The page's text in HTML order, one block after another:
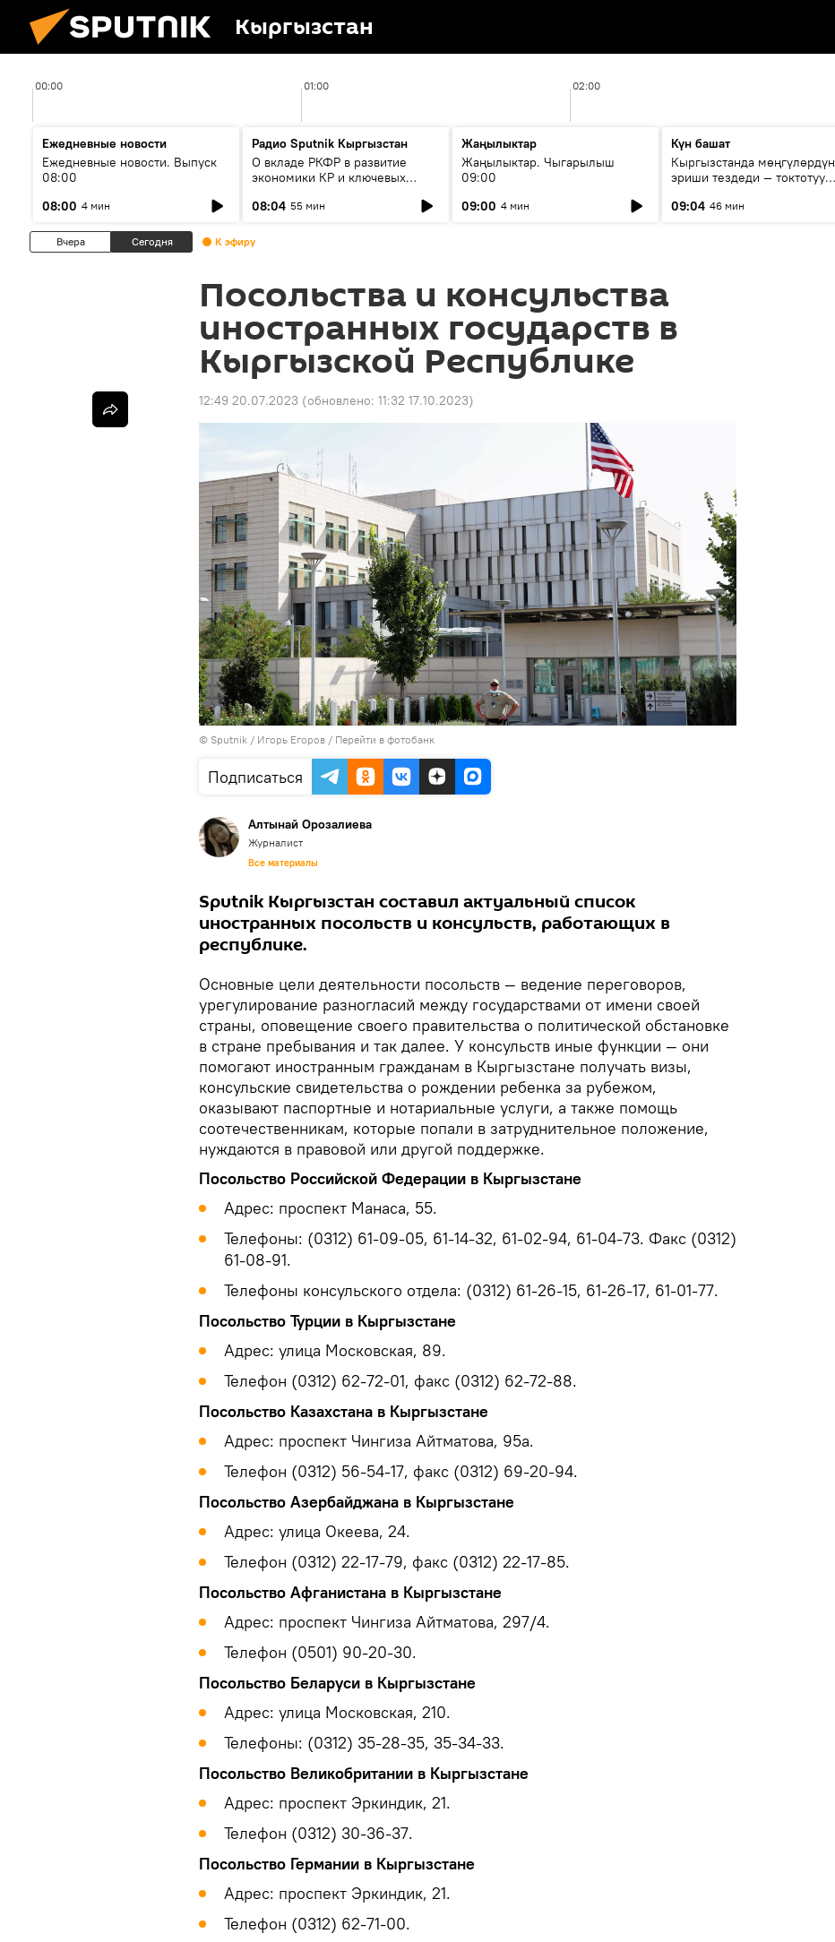
Кыргызстан
00:00 01:00 02:00
Ежедневные новости
Ежедневные новости. Выпуск
08:00
08:00 4 мин
Радио Sputnik Кыргызстан
О вкладе РКФР в развитие
экономики КР и ключевых
08:04 55 мин
Жаңылыктар
Жаңылыктар. Чыгарылыш
09:00
09:00 4 мин
Күн башат
Кыргызстанда мөңгүлөрдүн
эриши тездеди — токтотуу
09:04 46 мин
Вчера Сегодня К эфиру
Посольства и консульства
иностранных государств в
Кыргызской Республике
12:49 20.07.2023 (обновлено: 11:32 17.10.2023)
© Sputnik / Игорь Егоров / Перейти в фотобанк
Подписаться
Алтынай Орозалиева
Журналист
Все материалы
Sputnik Кыргызстан составил актуальный список
иностранных посольств и консульств, работающих в
республике.
Основные цели деятельности посольств — ведение переговоров,
урегулирование разногласий между государствами от имени своей
страны, оповещение своего правительства о политической обстановке
в стране пребывания и так далее. У консульств иные функции — они
помогают иностранным гражданам в Кыргызстане получать визы,
консульские свидетельства о рождении ребенка за рубежом,
оказывают паспортные и нотариальные услуги, а также помощь
соотечественникам, которые попали в затруднительное положение,
нуждаются в правовой или другой поддержке.
Посольство Российской Федерации в Кыргызстане
Адрес: проспект Манаса, 55.
Телефоны: (0312) 61-09-05, 61-14-32, 61-02-94, 61-04-73. Факс (0312)
61-08-91.
Телефоны консульского отдела: (0312) 61-26-15, 61-26-17, 61-01-77.
Посольство Турции в Кыргызстане
Адрес: улица Московская, 89.
Телефон (0312) 62-72-01, факс (0312) 62-72-88.
Посольство Казахстана в Кыргызстане
Адрес: проспект Чингиза Айтматова, 95а.
Телефон (0312) 56-54-17, факс (0312) 69-20-94.
Посольство Азербайджана в Кыргызстане
Адрес: улица Океева, 24.
Телефон (0312) 22-17-79, факс (0312) 22-17-85.
Посольство Афганистана в Кыргызстане
Адрес: проспект Чингиза Айтматова, 297/4.
Телефон (0501) 90-20-30.
Посольство Беларуси в Кыргызстане
Адрес: улица Московская, 210.
Телефоны: (0312) 35-28-35, 35-34-33.
Посольство Великобритании в Кыргызстане
Адрес: проспект Эркиндик, 21.
Телефон (0312) 30-36-37.
Посольство Германии в Кыргызстане
Адрес: проспект Эркиндик, 21.
Телефон (0312) 62-71-00.